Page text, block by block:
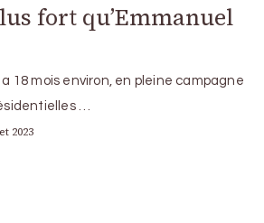
fort qu’Emmanuel
a 18 mois environ, en pleine campagne
…
2023